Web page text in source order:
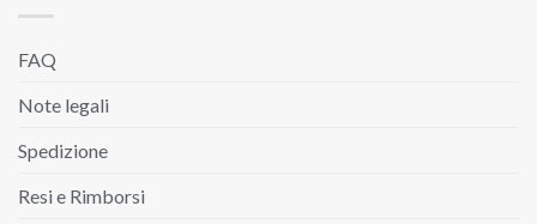
FAQ
Note legali
Spedizione
Resi e Rimborsi